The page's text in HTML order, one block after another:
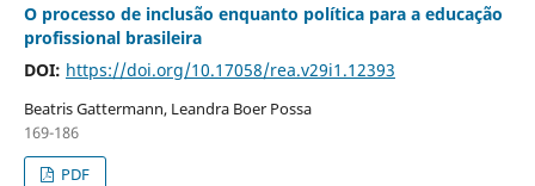
O processo de inclusão enquanto política para a educação
profissional brasileira
DOI: https://doi.org/10.17058/rea.v29i1.12393
Beatris Gattermann, Leandra Boer Possa
169-186
PDF